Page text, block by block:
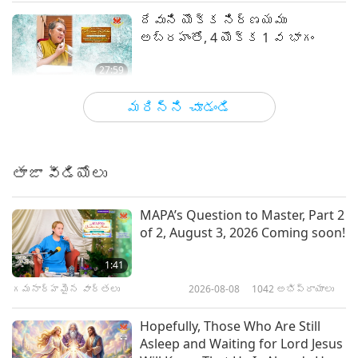
ఫోటో డౌన్లోడ్ చేయండి
మరిన్ని చూడండి
27:59
దేవుని యొక్క నిర్ణయము
అబ్రహంతో, 4 యొక్క 1 వ భాగం
మాస్టర్ మరియు శిష్యుల మధ్య 2021-01-28 7469
29:38
26:28
సుప్రీం మాస్టర్ చింగ్ హై యొక్క
నీతిమంతులకు విజయం కలుగుగాక, 6
తాజా వీడియోలు
1:41
MAPA’s Question to Master, Part 2
of 2, August 3, 2026 Coming soon!
గమనార్హమైన వార్తలు 2026-08-08 1042 అభిప్రాయాలు
Hopefully, Those Who Are Still
Asleep and Waiting for Lord Jesus